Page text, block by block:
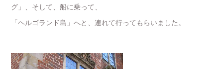
グ」、そして、船に乗って、
「ヘルゴランド島」へと、連れて行ってもらいました。